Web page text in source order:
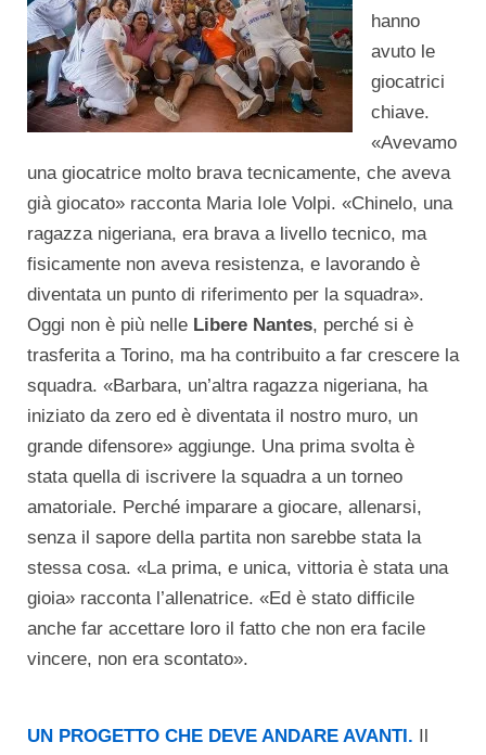
hanno
avuto le
giocatrici
chiave.
«Avevamo
una giocatrice molto brava tecnicamente, che aveva
già giocato» racconta Maria Iole Volpi. «Chinelo, una
ragazza nigeriana, era brava a livello tecnico, ma
fisicamente non aveva resistenza, e lavorando è
diventata un punto di riferimento per la squadra».
Oggi non è più nelle Libere Nantes, perché si è
trasferita a Torino, ma ha contribuito a far crescere la
squadra. «Barbara, un’altra ragazza nigeriana, ha
iniziato da zero ed è diventata il nostro muro, un
grande difensore» aggiunge. Una prima svolta è
stata quella di iscrivere la squadra a un torneo
amatoriale. Perché imparare a giocare, allenarsi,
senza il sapore della partita non sarebbe stata la
stessa cosa. «La prima, e unica, vittoria è stata una
gioia» racconta l’allenatrice. «Ed è stato difficile
anche far accettare loro il fatto che non era facile
vincere, non era scontato».
UN PROGETTO CHE DEVE ANDARE AVANTI.